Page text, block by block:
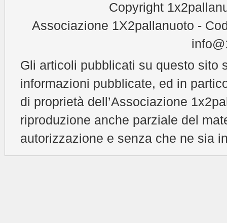
Copyright
Associazione 1X2pallanuoto -
Gli articoli pubblicati su questo sito
informazioni pubblicate, ed in
di proprietà dell’Associazione
riproduzione anche parziale del
autorizzazione e senza che ne sia